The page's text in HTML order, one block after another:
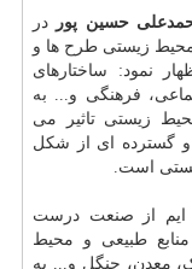
حسین پور
در
زیستی طرح ها و
نمود: ساختارهای
فرهنگی و... به
زیستی تاثیر می
و گسترده ای از شکل
است.
ایم از صنعت درست
طبیعی و محیط
معدن، جنگل و... به